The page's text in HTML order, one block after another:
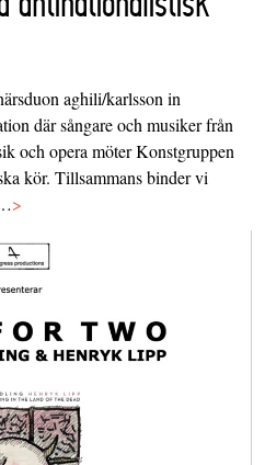
aghili/karlsson in
där sångare och musiker från
och opera möter Konstgruppen
kör. Tillsammans binder vi
>